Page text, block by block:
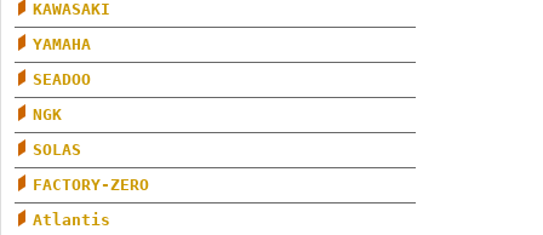
KAWASAKI
YAMAHA
SEADOO
NGK
SOLAS
FACTORY-ZERO
Atlantis